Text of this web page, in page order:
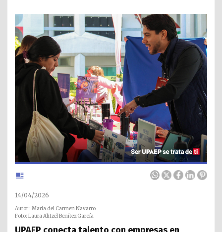
14/04/2026
Autor : María del Carmen Navarro
Foto: Laura Alitzel Benítez García